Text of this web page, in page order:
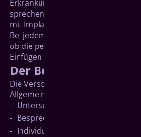
Erkrankungen wie Diabetes und
sprechen nicht grundsätzlich gegen
mit Implantaten.
Bei jedem Patienten wird vorab
ob die persönlichen
Einfügen von Implantaten gegeben
Der Behandlungsablauf
Die Versorgung mit Implantaten
Allgemeinen in folgende Phasen:
Untersuchung und Diagnose
Besprechung des Befundes und
Individuelle Planung